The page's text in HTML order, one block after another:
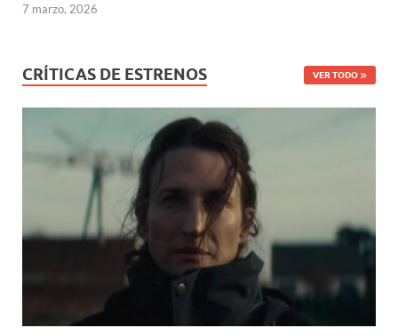
7 marzo, 2026
CRÍTICAS DE ESTRENOS VER TODO